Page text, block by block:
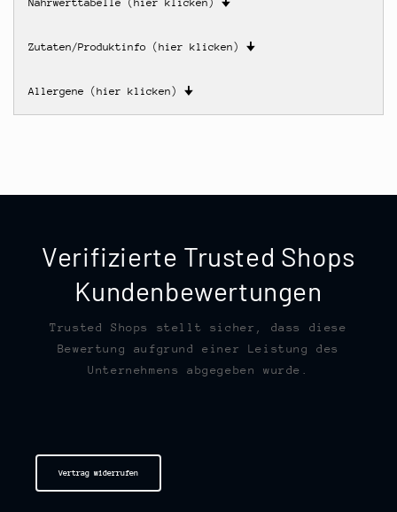
Nährwerttabelle (hier klicken) 🠋
Zutaten/Produktinfo (hier klicken) 🠋
Allergene (hier klicken) 🠋
Verifizierte Trusted Shops
Kundenbewertungen
Trusted Shops stellt sicher, dass diese
Bewertung aufgrund einer Leistung des
Unternehmens abgegeben wurde.
Vertrag widerrufen